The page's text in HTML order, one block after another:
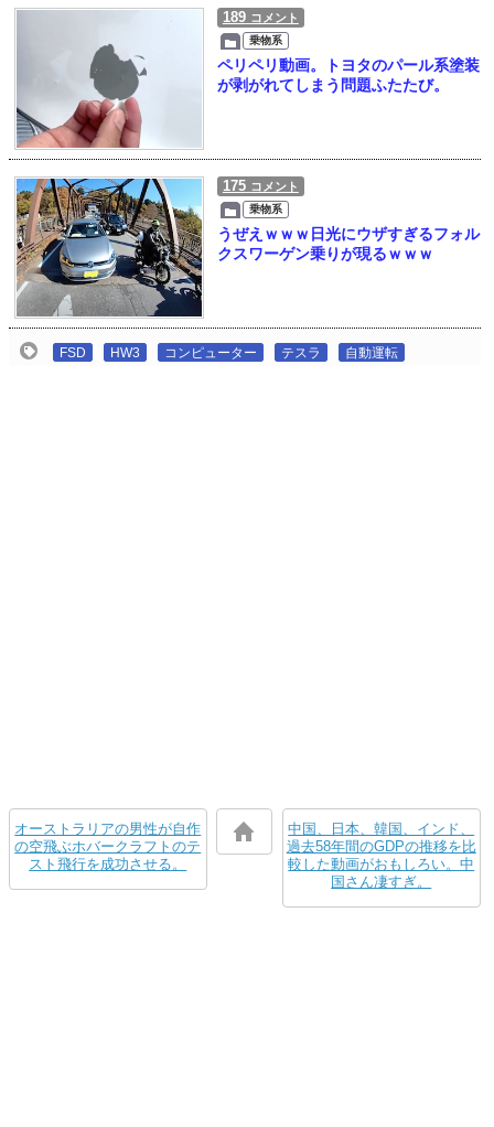
189 コメント
乗物系
ペリペリ動画。トヨタのパール系塗装
が剥がれてしまう問題ふたたび。
175 コメント
乗物系
うぜえｗｗｗ日光にウザすぎるフォル
クスワーゲン乗りが現るｗｗｗ
FSD HW3 コンピューター テスラ 自動運転
オーストラリアの男性が自作
の空飛ぶホバークラフトのテ
スト飛行を成功させる。
中国、日本、韓国、インド、
過去58年間のGDPの推移を比
較した動画がおもしろい。中
国さん凄すぎ。